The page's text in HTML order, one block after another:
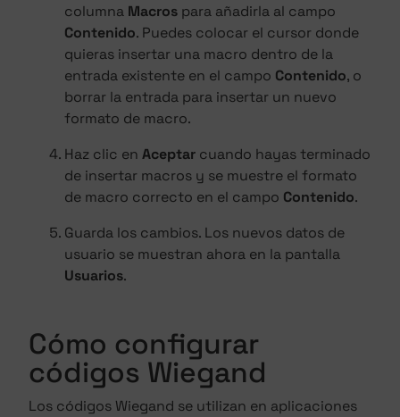
columna Macros para añadirla al campo
Contenido. Puedes colocar el cursor donde
quieras insertar una macro dentro de la
entrada existente en el campo Contenido, o
borrar la entrada para insertar un nuevo
formato de macro.
Haz clic en Aceptar cuando hayas terminado
de insertar macros y se muestre el formato
de macro correcto en el campo Contenido.
Guarda los cambios. Los nuevos datos de
usuario se muestran ahora en la pantalla
Usuarios.
Cómo configurar
códigos Wiegand
Los códigos Wiegand se utilizan en aplicaciones